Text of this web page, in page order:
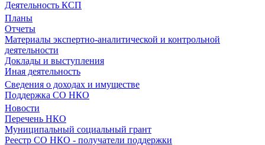
Деятельность КСП
Планы
Отчеты
Материалы экспертно-аналитической и контрольной
деятельности
Доклады и выступления
Иная деятельность
Сведения о доходах и имуществе
Поддержка СО НКО
Новости
Перечень НКО
Муниципальный социальный грант
Реестр СО НКО - получатели поддержки